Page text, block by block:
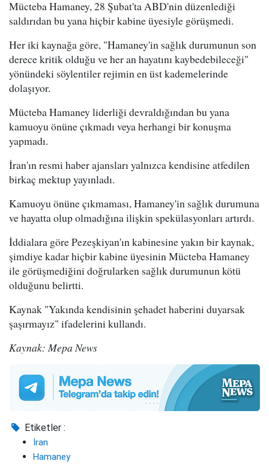
Mücteba Hamaney, 28 Şubat'ta ABD'nin düzenlediği
saldırıdan bu yana hiçbir kabine üyesiyle görüşmedi.
Her iki kaynağa göre, "Hamaney'in sağlık durumunun son
derece kritik olduğu ve her an hayatını kaybedebileceği"
yönündeki söylentiler rejimin en üst kademelerinde
dolaşıyor.
Mücteba Hamaney liderliği devraldığından bu yana
kamuoyu önüne çıkmadı veya herhangi bir konuşma
yapmadı.
İran'ın resmi haber ajansları yalnızca kendisine atfedilen
birkaç mektup yayınladı.
Kamuoyu önüne çıkmaması, Hamaney'in sağlık durumuna
ve hayatta olup olmadığına ilişkin spekülasyonları artırdı.
İddialara göre Pezeşkiyan'ın kabinesine yakın bir kaynak,
şimdiye kadar hiçbir kabine üyesinin Mücteba Hamaney
ile görüşmediğini doğrularken sağlık durumunun kötü
olduğunu belirtti.
Kaynak "Yakında kendisinin şehadet haberini duyarsak
şaşırmayız" ifadelerini kullandı.
Kaynak: Mepa News
Etiketler :
İran
Hamaney